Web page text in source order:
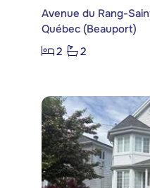
Avenue du Rang-
Québec (Beauport)
2
2